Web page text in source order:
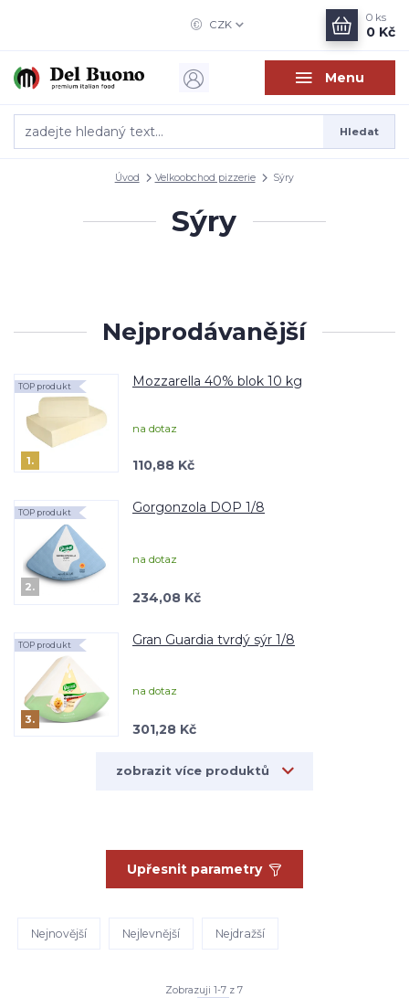
Menu
CZK
Hledat
0 ks
0 Kč
Úvod Velkoobchod pizzerie Sýry
Sýry
Nejprodávanější
1.
Mozzarella 40% blok 10 kg
na dotaz
TOP produkt
110,88 Kč
2.
Gorgonzola DOP 1/8
na dotaz
TOP produkt
234,08 Kč
3.
Gran Guardia tvrdý sýr 1/8
na dotaz
TOP produkt
301,28 Kč
zobrazit více produktů
Upřesnit parametry
Nejnovější Nejlevnější Nejdražší
Zobrazuji 1-7 z 7